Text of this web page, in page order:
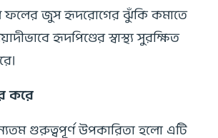
ফলের জুস হৃদরোগের ঝুঁকি কমাতে
হৃদপিণ্ডের স্বাস্থ্য সুরক্ষিত
করে
গুরুত্বপূর্ণ উপকারিতা হলো এটি